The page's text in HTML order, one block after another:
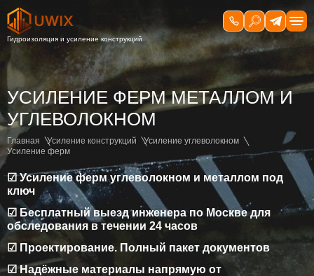
УСИЛЕНИЕ ФЕРМ МЕТАЛЛОМ И
УГЛЕВОЛОКНОМ
Главная Усиление конструкций
Усиление углеволокном
Усиление ферм
☑ Усиление ферм углеволокном и металлом под
ключ
☑ Бесплатный выезд инженера по Москве для
обследования в течении 24 часов
☑ Проектирование. Полный пакет документов
☑ Надёжные материалы напрямую от